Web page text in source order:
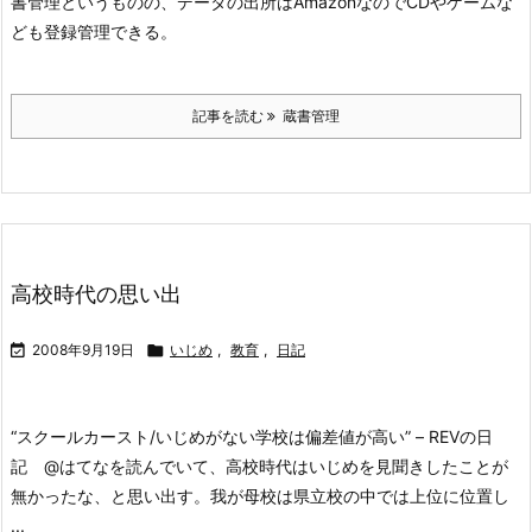
ども登録管理できる。
記事を読む 蔵書管理
高校時代の思い出
 2008年9月19日  いじめ , 教育 , 日記
“スクールカースト/いじめがない学校は偏差値が高い” – REVの日
記 @はてなを読んでいて、高校時代はいじめを見聞きしたことが
無かったな、と思い出す。 我が母校は県立校の中では上位に位置し
...